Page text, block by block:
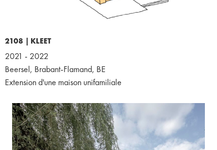
2108 | KLEET
2021 - 2022
Beersel, Brabant-Flamand, BE
Extension d'une maison unifamiliale